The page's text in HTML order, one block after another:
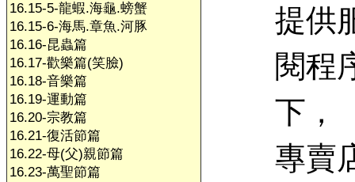
16.15-5-龍蝦.海龜.螃蟹
16.15-6-海馬.章魚.河豚
16.16-昆蟲篇
16.17-歡樂篇(笑臉)
16.18-音樂篇
16.19-運動篇
16.20-宗教篇
16.21-復活節篇
16.22-母(父)親節篇
16.23-萬聖節篇
提供
閱程
下，
專賣